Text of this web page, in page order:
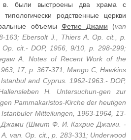
в. были выстроены два храма с
родственные церкви
объемы Фетие Джами (van
163; Ebersolt J., Thiers A. Op. cit., p.
cit.- DOP, 1956, 9/10, p. 298-299;
A. Notes of Recent Work of the
17, p. 367-371; Mango C, Hawkins
and Cyprus. 1962-1963.- DOP,
H. Untersuchun-gen zur
Pammakaristos-Kirche der heutigen
Mitteilungen, 1963-1964, 13-
Джами (Шмит Ф. И. Кахрие Джами. -
van. Op. cit., p. 283-331; Underwood